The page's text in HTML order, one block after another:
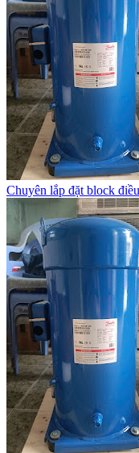
Chuyên lắp đặt block